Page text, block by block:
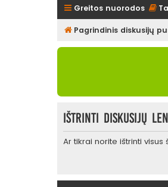
Greitos nuorodos
Pagrindinis diskusijų
Ištrinti diskusijų
Ar tikrai norite ištrinti visus